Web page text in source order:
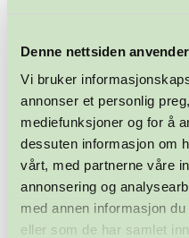
Denne nettsiden
Vi bruker
annonser et personlig
mediefunksjoner og for å
dessuten informasjon om
vårt, med partnerne våre
annonsering og
med annen informasjon
eller som de har samlet